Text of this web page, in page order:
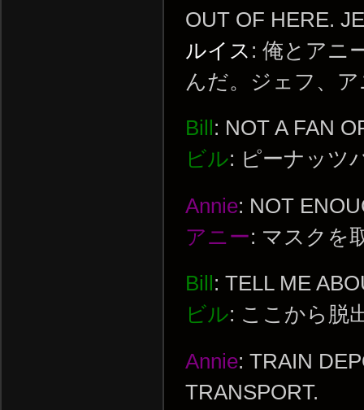
OUT OF HERE.
ルイス : 俺とアニ
んだ。ジェフ、
Bill : NOT A FAN
ビル: ピーナッツ
Annie: NOT
アニー: マスクを
Bill : TELL ME
ビル: ここから脱
Annie: TRAIN
TRANSPORT.